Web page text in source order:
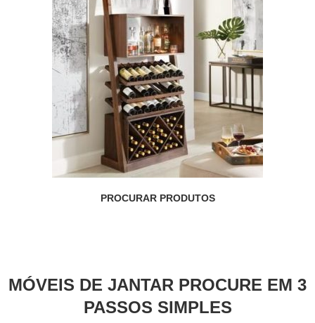
PROCURAR PRODUTOS
MÓVEIS DE JANTAR PROCURE EM 3
PASSOS SIMPLES